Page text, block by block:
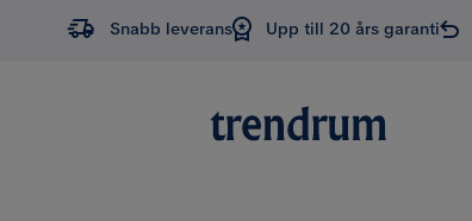
Snabb leverans Upp till 20 års garanti